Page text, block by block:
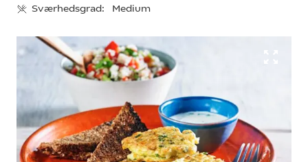
Sværhedsgrad:
Medium